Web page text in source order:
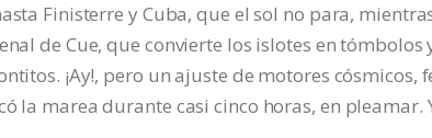
Finisterre y Cuba, que el sol no para,
de Cue, que convierte los islotes en
¡Ay!, pero un ajuste de motores
la marea durante casi cinco horas, en pleamar.